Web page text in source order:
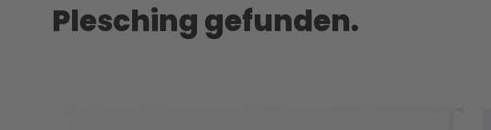
Plesching gefunden.